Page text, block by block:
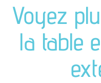
canapés et fauteuils
séjours
Voyez
la table